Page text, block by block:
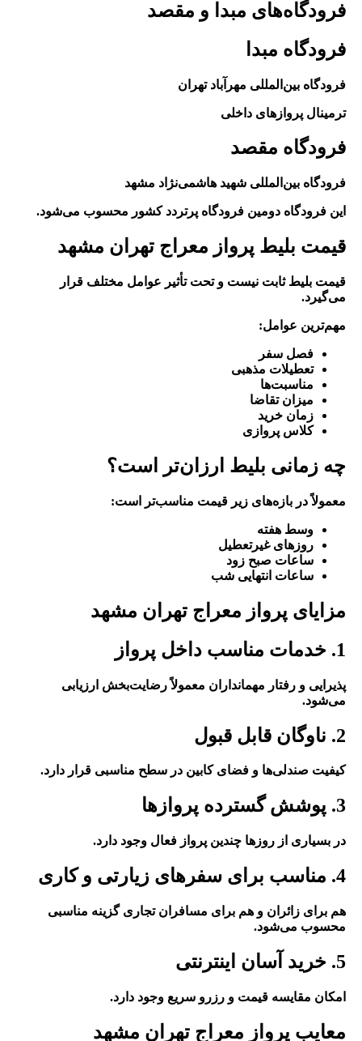
فرودگاه‌های مبدا و مقصد
فرودگاه مبدا
فرودگاه بین‌المللی مهرآباد تهران
ترمینال پروازهای داخلی
فرودگاه مقصد
فرودگاه بین‌المللی شهید هاشمی‌نژاد مشهد
این فرودگاه دومین فرودگاه پرتردد کشور محسوب می‌شود.
قیمت بلیط پرواز معراج تهران مشهد
قیمت بلیط ثابت نیست و تحت تأثیر عوامل مختلف قرار
می‌گیرد.
مهم‌ترین عوامل:
فصل سفر
تعطیلات مذهبی
مناسبت‌ها
میزان تقاضا
زمان خرید
کلاس پروازی
چه زمانی بلیط ارزان‌تر است؟
معمولاً در بازه‌های زیر قیمت مناسب‌تر است:
وسط هفته
روزهای غیرتعطیل
ساعات صبح زود
ساعات انتهایی شب
مزایای پرواز معراج تهران مشهد
1. خدمات مناسب داخل پرواز
پذیرایی و رفتار مهمانداران معمولاً رضایت‌بخش ارزیابی
می‌شود.
2. ناوگان قابل قبول
کیفیت صندلی‌ها و فضای کابین در سطح مناسبی قرار دارد.
3. پوشش گسترده پروازها
در بسیاری از روزها چندین پرواز فعال وجود دارد.
4. مناسب برای سفرهای زیارتی و کاری
هم برای زائران و هم برای مسافران تجاری گزینه مناسبی
محسوب می‌شود.
5. خرید آسان اینترنتی
امکان مقایسه قیمت و رزرو سریع وجود دارد.
معایب پرواز معراج تهران مشهد